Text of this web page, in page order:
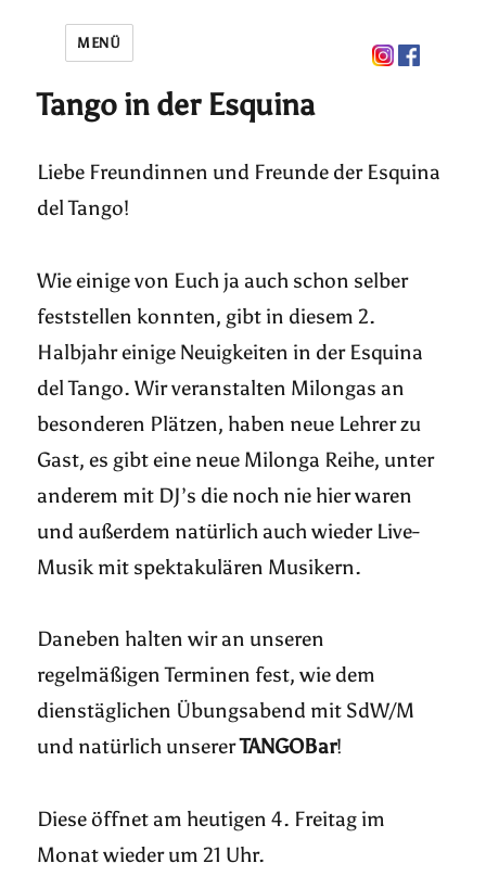
MENÜ
Tango in der Esquina
Liebe Freundinnen und Freunde der Esquina
del Tango!
Wie einige von Euch ja auch schon selber
feststellen konnten, gibt in diesem 2.
Halbjahr einige Neuigkeiten in der Esquina
del Tango. Wir veranstalten Milongas an
besonderen Plätzen, haben neue Lehrer zu
Gast, es gibt eine neue Milonga Reihe, unter
anderem mit DJ’s die noch nie hier waren
und außerdem natürlich auch wieder Live-
Musik mit spektakulären Musikern.
Daneben halten wir an unseren
regelmäßigen Terminen fest, wie dem
dienstäglichen Übungsabend mit SdW/M
und natürlich unsererTANGOBar!
Diese öffnet am heutigen 4. Freitag im
Monat wieder um 21 Uhr.